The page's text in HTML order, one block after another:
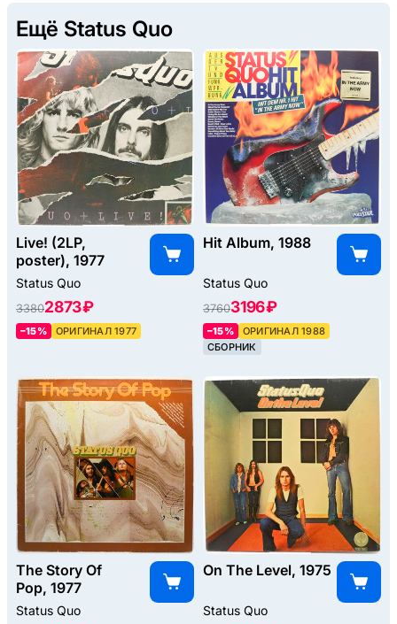
Ещё Status Quo
Live! (2LP,
poster), 1977
Status Quo
33802873 ₽
–15% ОРИГИНАЛ 1977
Hit Album, 1988
Status Quo
37603196 ₽
–15%
ОРИГИНАЛ 1988
СБОРНИК
The Story Of
Pop, 1977
Status Quo
On The Level, 1975
Status Quo